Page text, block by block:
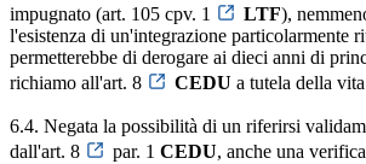
impugnato (art. 105 cpv. 1
LTF),
l'esistenza di un'integrazione particolarmente
permetterebbe di derogare ai dieci anni di
richiamo all'art. 8
CEDU a tutela della
6.4. Negata la possibilità di un riferirsi
dall'art. 8
par. 1 CEDU, anche una